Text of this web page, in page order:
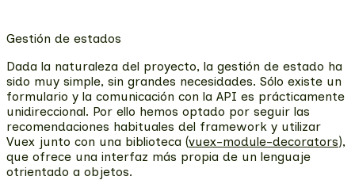
Gestión de estados
Dada la naturaleza del proyecto, la gestión de estado ha
sido muy simple, sin grandes necesidades. Sólo existe un
formulario y la comunicación con la API es prácticamente
unidireccional. Por ello hemos optado por seguir las
recomendaciones habituales del framework y utilizar
Vuex junto con una biblioteca (vuex-module-decorators),
que ofrece una interfaz más propia de un lenguaje
otrientado a objetos.